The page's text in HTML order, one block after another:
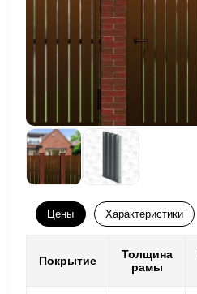
Цены Характеристики
Покрытие
Толщина
рамы